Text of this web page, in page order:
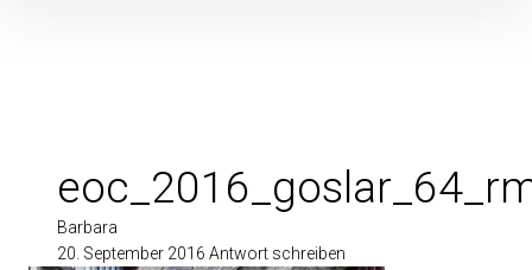
Barbara
20. September 2016 Antwort schreiben